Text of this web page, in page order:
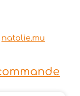
natalie.mu